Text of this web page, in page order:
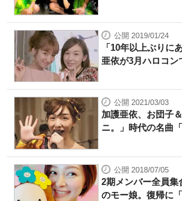
公開 2019/01/24
「10年以上ぶり
亜依が3月ハロコ
公開 2021/03/03
加護亜依、お団子
ニ。」時代の名曲
公開 2018/07/05
2期メンバー全員
のモー娘。復帰に